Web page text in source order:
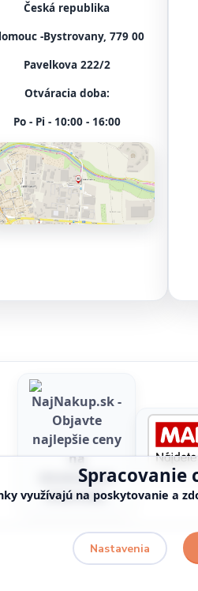
Česká republika
-Bystrovany, 779 00
Pavelkova 222/2
Otváracia doba:
Po - Pi - 10:00 - 16:00
Spracovanie
využívajú na poskytovanie a
Nastavenia